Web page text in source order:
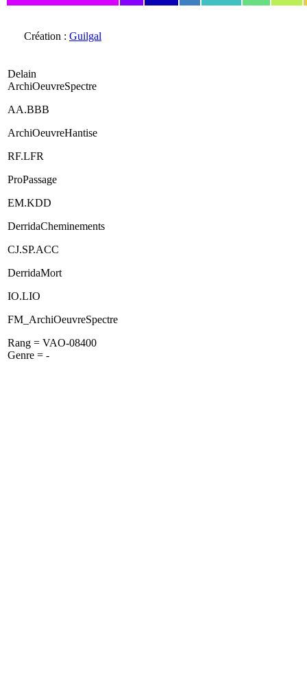
Création : Guilgal
Delain
ArchiOeuvreSpectre
AA.BBB
ArchiOeuvreHantise
RF.LFR
ProPassage
EM.KDD
DerridaCheminements
CJ.SP.ACC
DerridaMort
IO.LIO
FM_ArchiOeuvreSpectre
Rang = VAO-08400
Genre = -